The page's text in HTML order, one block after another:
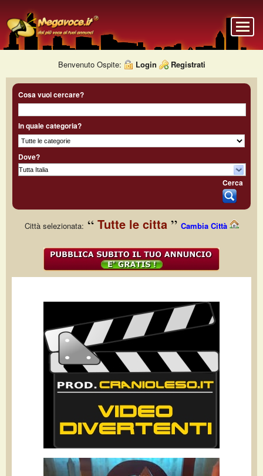
Benvenuto Ospite: Login Registrati
Cosa vuoi cercare?
In quale categoria?
Dove?
Cerca
Città selezionata: Tutte le citta Cambia Città